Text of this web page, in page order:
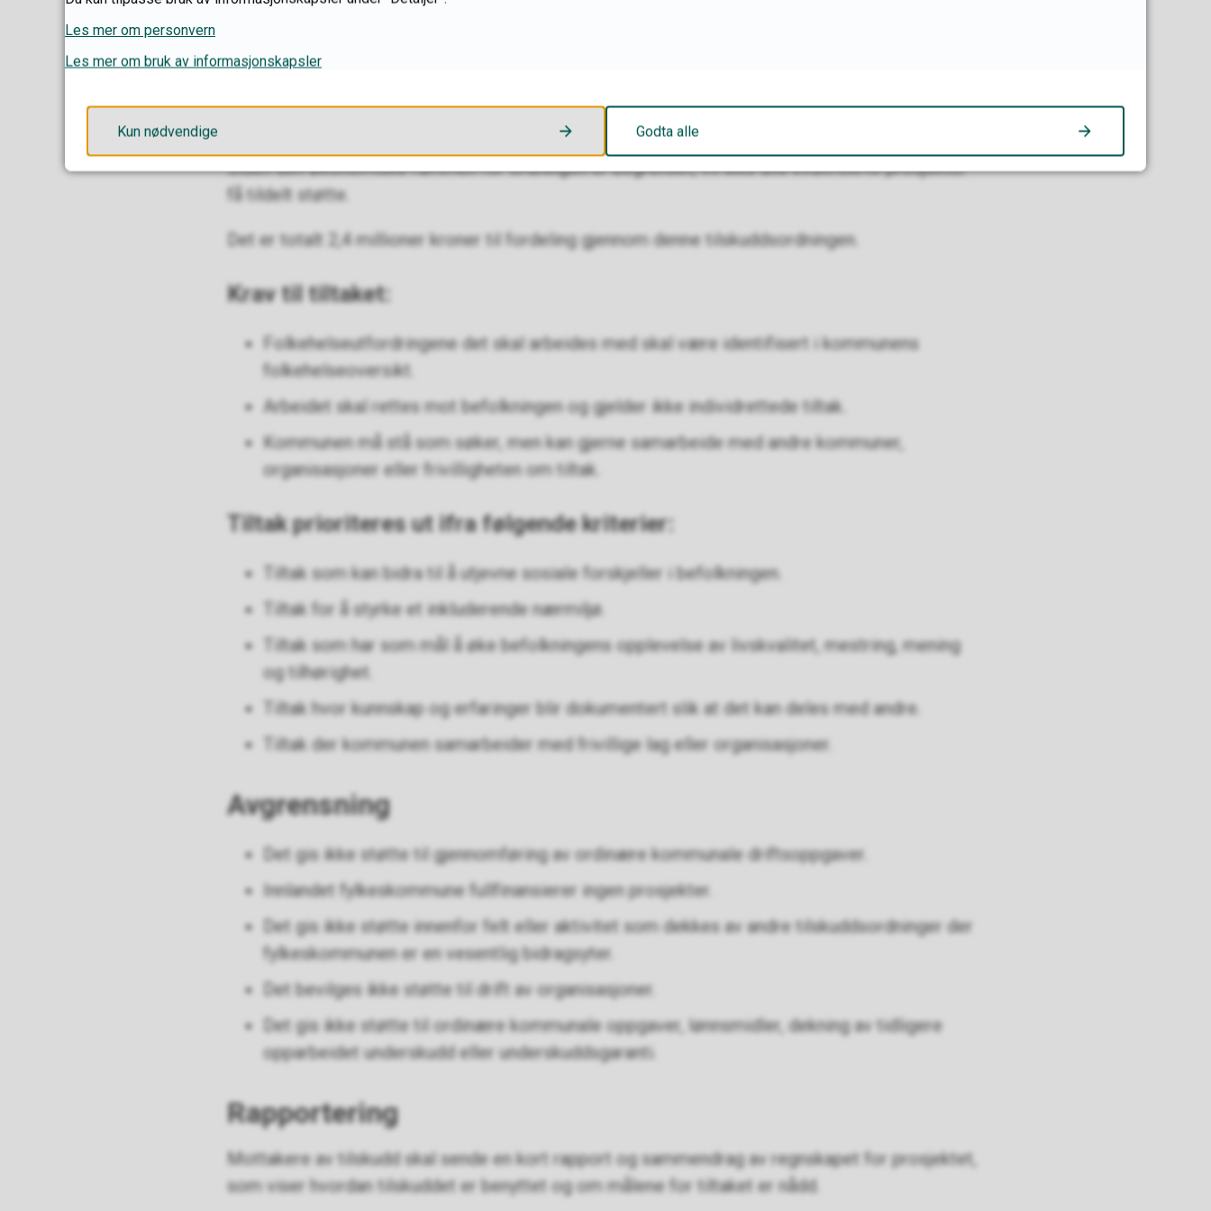
Søknadsvurdering
Siden den økonomiske rammen for ordningen er begrenset, vil ikke alle kvalifiserte prosjekter
få tildelt støtte.
Det er totalt 2,4 millioner kroner til fordeling gjennom denne tilskuddsordningen.
Krav til tiltaket:
Folkehelseutfordringene det skal arbeides med skal være identifisert i kommunens
folkehelseoversikt.
Arbeidet skal rettes mot befolkningen og gjelder ikke individrettede tiltak.
Kommunen må stå som søker, men kan gjerne samarbeide med andre kommuner,
organisasjoner eller frivilligheten om tiltak.
Tiltak prioriteres ut ifra følgende kriterier:
Tiltak som kan bidra til å utjevne sosiale forskjeller i befolkningen.
Tiltak for å styrke et inkluderende nærmiljø.
Tiltak som har som mål å øke befolkningens opplevelse av livskvalitet, mestring, mening
og tilhørighet.
Tiltak hvor kunnskap og erfaringer blir dokumentert slik at det kan deles med andre.
Tiltak der kommunen samarbeider med frivillige lag eller organisasjoner.
Avgrensning
Det gis ikke støtte til gjennomføring av ordinære kommunale driftsoppgaver.
Innlandet fylkeskommune fullfinansierer ingen prosjekter.
Det gis ikke støtte innenfor felt eller aktivitet som dekkes av andre tilskuddsordninger der
fylkeskommunen er en vesentlig bidragsyter.
Det bevilges ikke støtte til drift av organisasjoner.
Det gis ikke støtte til ordinære kommunale oppgaver, lønnsmidler, dekning av tidligere
opparbeidet underskudd eller underskuddsgaranti.
Rapportering
Mottakere av tilskudd skal sende en kort rapport og sammendrag av regnskapet for prosjektet,
som viser hvordan tilskuddet er benyttet og om målene for tiltaket er nådd.
Les mer om personvern
Les mer om bruk av informasjonskapsler
Kun nødvendige Godta alle